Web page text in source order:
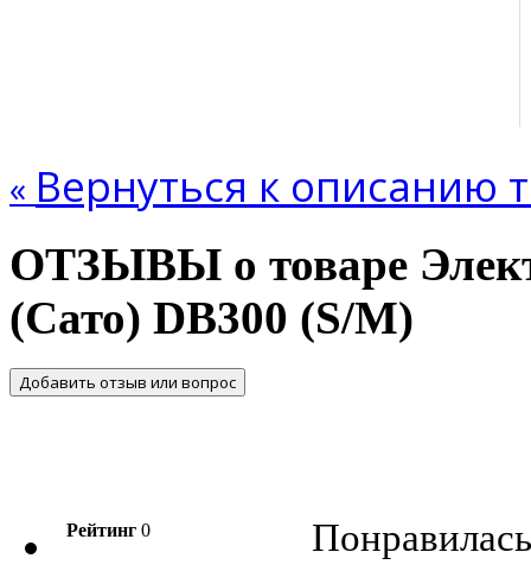
« Вернуться к описанию
ОТЗЫВЫ о товаре
(Сато) DB300 (S/M)
Добавить отзыв или вопрос
Рейтинг 0